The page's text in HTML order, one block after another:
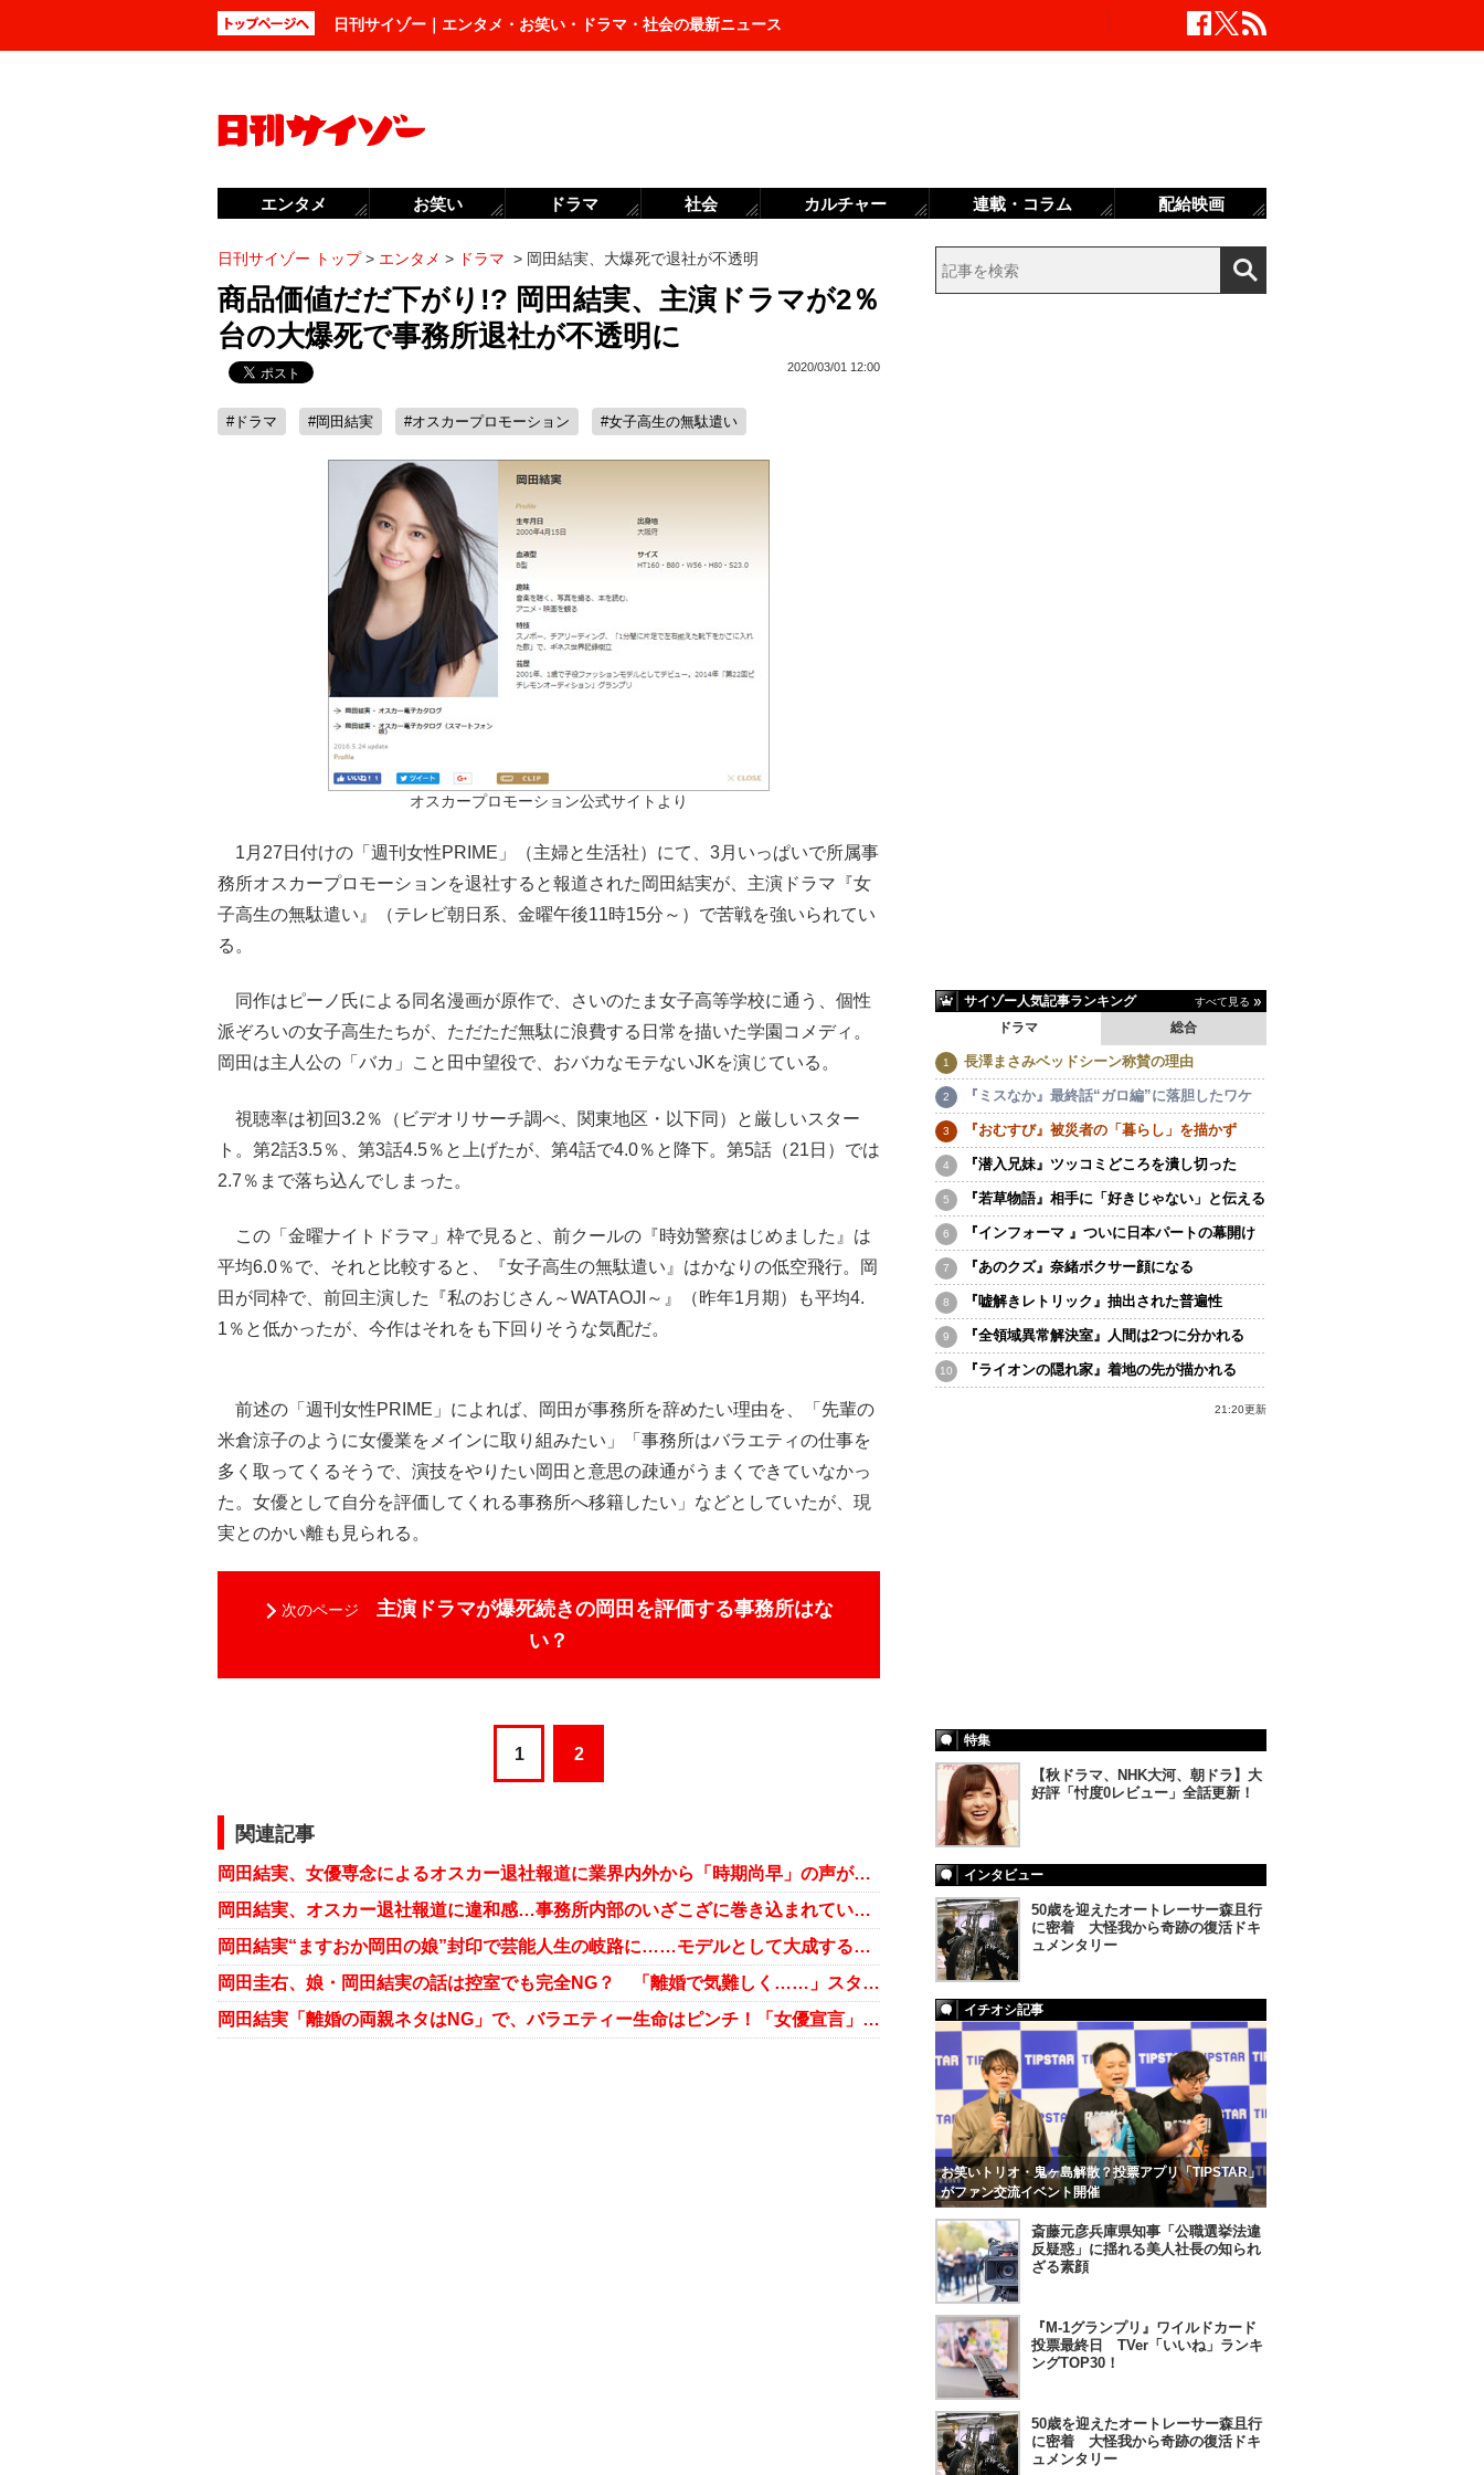
日刊サイゾー｜エンタメ・お笑い・ドラマ・社会の最新ニュース
日刊サイゾー トップ> エンタメ > ドラマ > 岡田結実、大爆死で退社が不透明
商品価値だだ下がり!? 岡田結実、主演ドラマが2％
台の大爆死で事務所退社が不透明に
2020/03/01 12:00
#ドラマ #岡田結実 #オスカープロモーション #女子高生の無駄遣い
オスカープロモーション公式サイトより
1月27日付けの「週刊女性PRIME」（主婦と生活社）にて、3月いっぱいで所属事
務所オスカープロモーションを退社すると報道された岡田結実が、主演ドラマ『女
子高生の無駄遣い』（テレビ朝日系、金曜午後11時15分～）で苦戦を強いられてい
る。
同作はピーノ氏による同名漫画が原作で、さいのたま女子高等学校に通う、個性
派ぞろいの女子高生たちが、ただただ無駄に浪費する日常を描いた学園コメディ。
岡田は主人公の「バカ」こと田中望役で、おバカなモテないJKを演じている。
視聴率は初回3.2％（ビデオリサーチ調べ、関東地区・以下同）と厳しいスター
ト。第2話3.5％、第3話4.5％と上げたが、第4話で4.0％と降下。第5話（21日）では
2.7％まで落ち込んでしまった。
この「金曜ナイトドラマ」枠で見ると、前クールの『時効警察はじめました』は
平均6.0％で、それと比較すると、『女子高生の無駄遣い』はかなりの低空飛行。岡
田が同枠で、前回主演した『私のおじさん～WATAOJI～』（昨年1月期）も平均4.
1％と低かったが、今作はそれをも下回りそうな気配だ。
前述の「週刊女性PRIME」によれば、岡田が事務所を辞めたい理由を、「先輩の
米倉涼子のように女優業をメインに取り組みたい」「事務所はバラエティの仕事を
多く取ってくるそうで、演技をやりたい岡田と意思の疎通がうまくできていなかっ
た。女優として自分を評価してくれる事務所へ移籍したい」などとしていたが、現
実とのかい離も見られる。
次のページ
主演ドラマが爆死続きの岡田を評価する事務所はな
い？
1 2
関連記事
岡田結実、女優専念によるオスカー退社報道に業界内外から「時期尚早」の声が続出
岡田結実、オスカー退社報道に違和感…事務所内部のいざこざに巻き込まれている!?
岡田結実“ますおか岡田の娘”封印で芸能人生の岐路に……モデルとして大成する可能性は？
岡田圭右、娘・岡田結実の話は控室でも完全NG？ 「離婚で気難しく……」スタッフ困惑中
岡田結実「離婚の両親ネタはNG」で、バラエティー生命はピンチ！「女優宣言」の裏事情
サイゾー人気記事ランキング すべて見る
ドラマ 総合
長澤まさみベッドシーン称賛の理由
『ミスなか』最終話“ガロ編”に落胆したワケ
『おむすび』被災者の「暮らし」を描かず
『潜入兄妹』ツッコミどころを潰し切った
『若草物語』相手に「好きじゃない」と伝える
『インフォーマ 』ついに日本パートの幕開け
『あのクズ』奈緒ボクサー顔になる
『嘘解きレトリック』抽出された普遍性
『全領域異常解決室』人間は2つに分かれる
『ライオンの隠れ家』着地の先が描かれる
21:20更新
特集
【秋ドラマ、NHK大河、朝ドラ】大
好評「忖度0レビュー」全話更新！
インタビュー
50歳を迎えたオートレーサー森且行
に密着 大怪我から奇跡の復活ドキ
ュメンタリー
イチオシ記事
お笑いトリオ・鬼ヶ島解散？投票アプリ「TIPSTAR」
がファン交流イベント開催
斎藤元彦兵庫県知事「公職選挙法違
反疑惑」に揺れる美人社長の知られ
ざる素顔
『M-1グランプリ』ワイルドカード
投票最終日 TVer「いいね」ランキ
ングTOP30！
50歳を迎えたオートレーサー森且行
に密着 大怪我から奇跡の復活ドキ
ュメンタリー
エンタメ お笑い ドラマ 社会 カルチャー 連載・コラム 配給映画